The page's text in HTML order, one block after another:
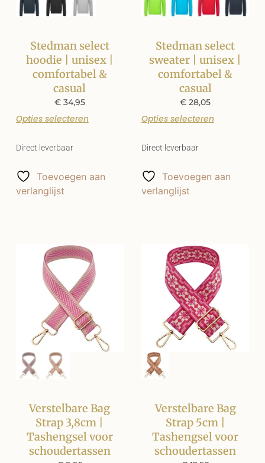
Stedman select
hoodie | unisex |
comfortabel &
casual
€34,95
Opties selecteren
Direct leverbaar
Toevoegen aan
verlanglijst
Stedman select
sweater | unisex |
comfortabel &
casual
€ 28,05
Opties selecteren
Direct leverbaar
Toevoegen aan
verlanglijst
Verstelbare Bag
Strap 3,8cm |
Tashengsel voor
schoudertassen
Verstelbare Bag
Strap 5cm |
Tashengsel voor
schoudertassen